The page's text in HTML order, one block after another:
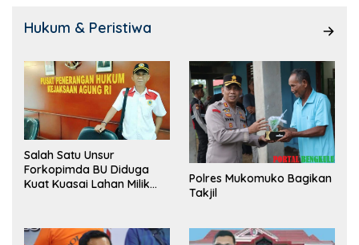
Hukum & Peristiwa
Salah Satu Unsur
Forkopimda BU Diduga
Kuat Kuasai Lahan Milik
Polres Mukomuko Bagikan
Takjil